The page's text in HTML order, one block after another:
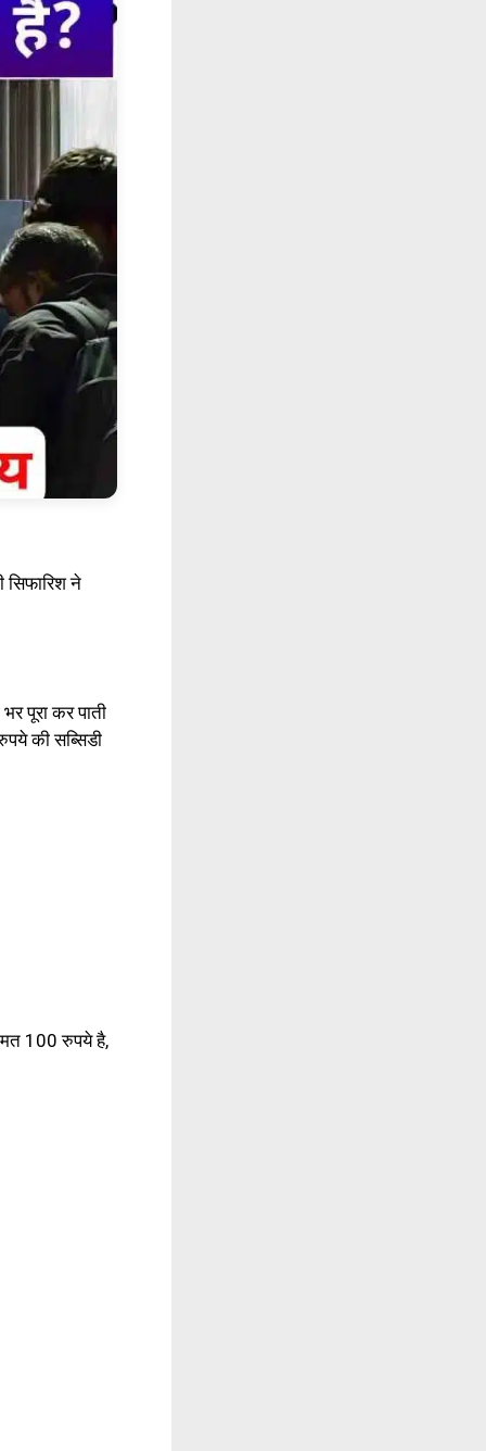
ने
पूरा कर पाती
की सब्सिडी
100 रुपये है,